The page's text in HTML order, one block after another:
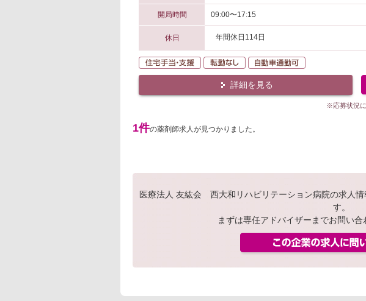
開局時間 09:00〜17:15
休日 年間休日114日
住宅手当・支援 転勤なし
詳細を見る
※応募状況に
1件の薬剤師求人が見つかりました。
医療法人 友紘会 西大和リハビリテーション病院の求人
す。
まずは専任アドバイザーまでお問い合